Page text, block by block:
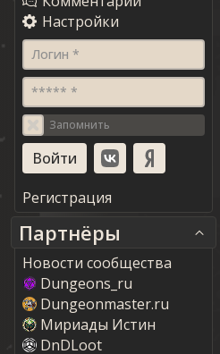
Настройки
Логин *
***** *
Запомнить
Регистрация
Партнёры
Новости сообщества
Dungeons_ru
Dungeonmaster.ru
Мириады Истин
DnDLoot